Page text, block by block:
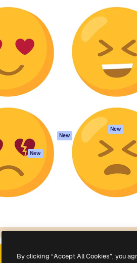
Spaces
Assistente de IA
Gerador de
imagens
Gerador de vídeos
Texto para voz
Conteúdo de stock
Claude/ChatGPT
New
Agentes New
API
App móvel
Todas as
Começar
Academy
Documentação
Atendimento
Termos e
condições
Política de
privacidade
Originais
New
Política de cookies
Central de
confiabilidade
Afiliados
Empresas
Todos os direitos reservados.
By clicking “Accept All Cookies”, you